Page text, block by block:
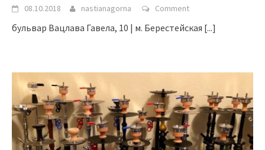
08.10.2018 nastianagorna Comment
бульвар Вацлава Гавела, 10 | м. Берестейская [...]